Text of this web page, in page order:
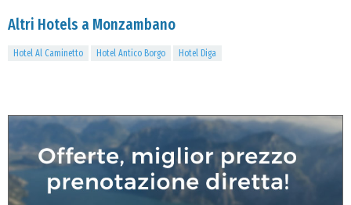
Altri Hotels a Monzambano
Hotel Al Caminetto Hotel Antico Borgo Hotel Diga